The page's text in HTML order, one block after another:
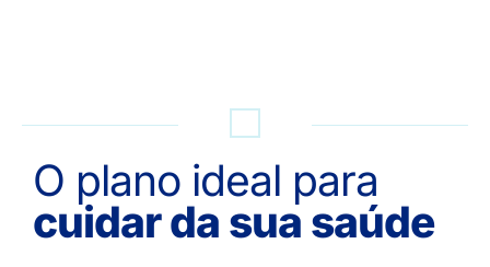
O plano ideal para
cuidar da sua saúde